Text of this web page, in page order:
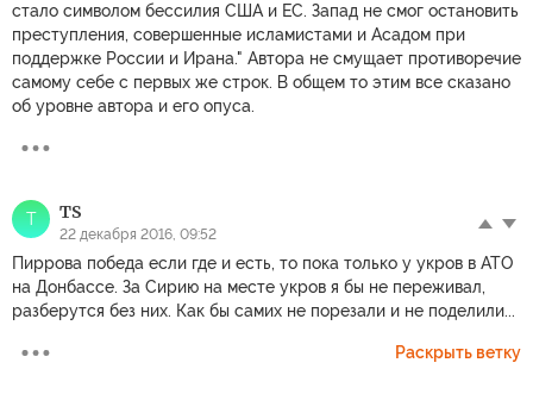
стало символом бессилия США и ЕС. Запад не смог остановить
преступления, совершенные исламистами и Асадом при
поддержке России и Ирана." Автора не смущает противоречие
самому себе с первых же строк. В общем то этим все сказано
об уровне автора и его опуса.
T TS
22 декабря 2016, 09:52
Пиррова победа если где и есть, то пока только у укров в АТО
на Донбассе. За Сирию на месте укров я бы не переживал,
разберутся без них. Как бы самих не порезали и не поделили...
Раскрыть ветку